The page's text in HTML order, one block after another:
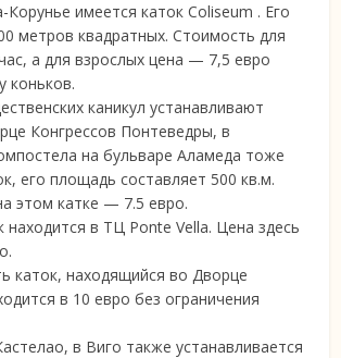
Корунье имеется каток Coliseum . Его
метров квадратных. Стоимость для
а для взрослых цена — 7,5 евро
коньков.
каникул устанавливают
Конгрессов Понтеведры, в
на бульваре Аламеда тоже
его площадь составляет 500 кв.м.
этом катке — 7.5 евро.
находится в ТЦ Ponte Vella. Цена здесь
каток, находящийся во Дворце
в 10 евро без ограничения
в Виго также устанавливается